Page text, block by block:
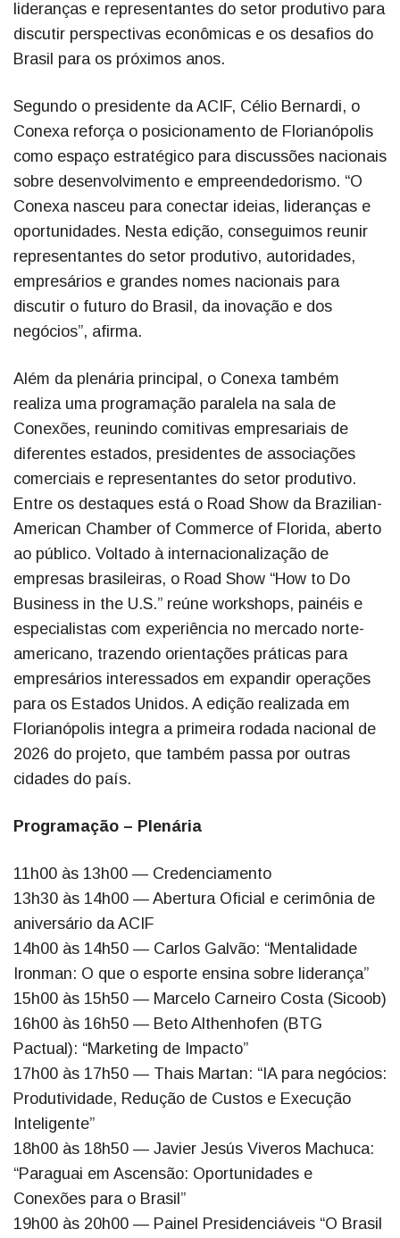
lideranças e representantes do setor produtivo para
discutir perspectivas econômicas e os desafios do
Brasil para os próximos anos.
Segundo o presidente da ACIF, Célio Bernardi, o
Conexa reforça o posicionamento de Florianópolis
como espaço estratégico para discussões nacionais
sobre desenvolvimento e empreendedorismo. “O
Conexa nasceu para conectar ideias, lideranças e
oportunidades. Nesta edição, conseguimos reunir
representantes do setor produtivo, autoridades,
empresários e grandes nomes nacionais para
discutir o futuro do Brasil, da inovação e dos
negócios”, afirma.
Além da plenária principal, o Conexa também
realiza uma programação paralela na sala de
Conexões, reunindo comitivas empresariais de
diferentes estados, presidentes de associações
comerciais e representantes do setor produtivo.
Entre os destaques está o Road Show da Brazilian-
American Chamber of Commerce of Florida, aberto
ao público. Voltado à internacionalização de
empresas brasileiras, o Road Show “How to Do
Business in the U.S.” reúne workshops, painéis e
especialistas com experiência no mercado norte-
americano, trazendo orientações práticas para
empresários interessados em expandir operações
para os Estados Unidos. A edição realizada em
Florianópolis integra a primeira rodada nacional de
2026 do projeto, que também passa por outras
cidades do país.
Programação – Plenária
11h00 às 13h00 — Credenciamento
13h30 às 14h00 — Abertura Oficial e cerimônia de
aniversário da ACIF
14h00 às 14h50 — Carlos Galvão: “Mentalidade
Ironman: O que o esporte ensina sobre liderança”
15h00 às 15h50 — Marcelo Carneiro Costa (Sicoob)
16h00 às 16h50 — Beto Althenhofen (BTG
Pactual): “Marketing de Impacto”
17h00 às 17h50 — Thais Martan: “IA para negócios:
Produtividade, Redução de Custos e Execução
Inteligente”
18h00 às 18h50 — Javier Jesús Viveros Machuca:
“Paraguai em Ascensão: Oportunidades e
Conexões para o Brasil”
19h00 às 20h00 — Painel Presidenciáveis “O Brasil